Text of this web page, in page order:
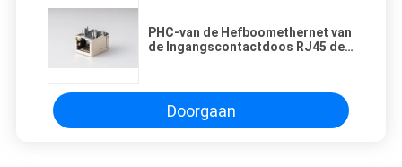
PHC-van de Hefboomethernet van
de Ingangscontactdoos RJ45 de
Doorgaan